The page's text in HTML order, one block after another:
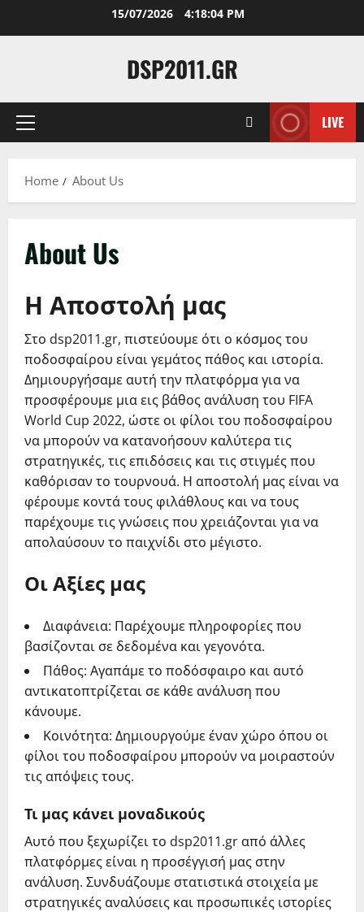
15/07/2026 4:18:05 PM
DSP2011.GR
Primary
LIVE
Home About Us
About Us
Η Αποστολή μας
Στο dsp2011.gr, πιστεύουμε ότι ο κόσμος του
ποδοσφαίρου είναι γεμάτος πάθος και ιστορία.
Δημιουργήσαμε αυτή την πλατφόρμα για να
προσφέρουμε μια εις βάθος ανάλυση του FIFA
World Cup 2022, ώστε οι φίλοι του ποδοσφαίρου
να μπορούν να κατανοήσουν καλύτερα τις
στρατηγικές, τις επιδόσεις και τις στιγμές που
καθόρισαν το τουρνουά. Η αποστολή μας είναι να
φέρουμε κοντά τους φιλάθλους και να τους
παρέχουμε τις γνώσεις που χρειάζονται για να
απολαύσουν το παιχνίδι στο μέγιστο.
Οι Αξίες μας
Διαφάνεια: Παρέχουμε πληροφορίες που
βασίζονται σε δεδομένα και γεγονότα.
Πάθος: Αγαπάμε το ποδόσφαιρο και αυτό
αντικατοπτρίζεται σε κάθε ανάλυση που
κάνουμε.
Κοινότητα: Δημιουργούμε έναν χώρο όπου οι
φίλοι του ποδοσφαίρου μπορούν να μοιραστούν
τις απόψεις τους.
Τι μας κάνει μοναδικούς
Αυτό που ξεχωρίζει το dsp2011.gr από άλλες
πλατφόρμες είναι η προσέγγισή μας στην
ανάλυση. Συνδυάζουμε στατιστικά στοιχεία με
στρατηγικές αναλύσεις και προσωπικές ιστορίες